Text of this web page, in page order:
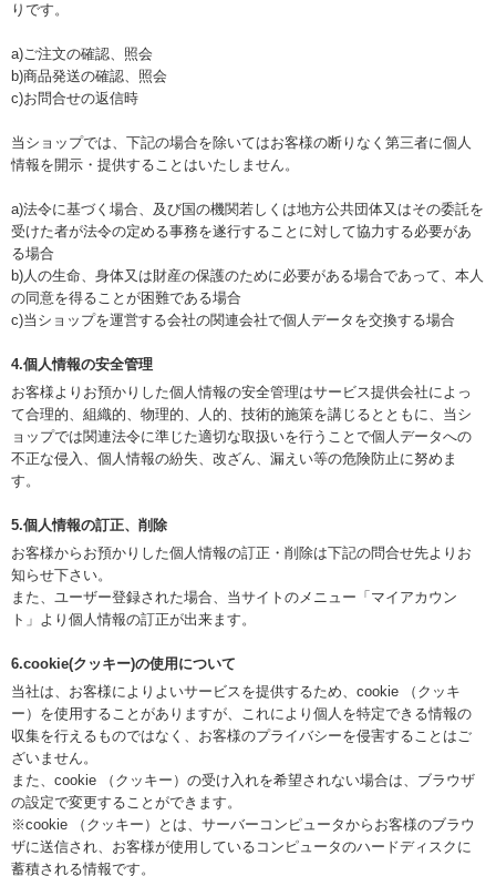
りです。
a)ご注文の確認、照会
b)商品発送の確認、照会
c)お問合せの返信時
当ショップでは、下記の場合を除いてはお客様の断りなく第三者に個人
情報を開示・提供することはいたしません。
a)法令に基づく場合、及び国の機関若しくは地方公共団体又はその委託を
受けた者が法令の定める事務を遂行することに対して協力する必要があ
る場合
b)人の生命、身体又は財産の保護のために必要がある場合であって、本人
の同意を得ることが困難である場合
c)当ショップを運営する会社の関連会社で個人データを交換する場合
4.個人情報の安全管理
お客様よりお預かりした個人情報の安全管理はサービス提供会社によっ
て合理的、組織的、物理的、人的、技術的施策を講じるとともに、当シ
ョップでは関連法令に準じた適切な取扱いを行うことで個人データへの
不正な侵入、個人情報の紛失、改ざん、漏えい等の危険防止に努めま
す。
5.個人情報の訂正、削除
お客様からお預かりした個人情報の訂正・削除は下記の問合せ先よりお
知らせ下さい。
また、ユーザー登録された場合、当サイトのメニュー「マイアカウン
ト」より個人情報の訂正が出来ます。
6.cookie(クッキー)の使用について
当社は、お客様によりよいサービスを提供するため、cookie （クッキ
ー）を使用することがありますが、これにより個人を特定できる情報の
収集を行えるものではなく、お客様のプライバシーを侵害することはご
ざいません。
また、cookie （クッキー）の受け入れを希望されない場合は、ブラウザ
の設定で変更することができます。
※cookie （クッキー）とは、サーバーコンピュータからお客様のブラウ
ザに送信され、お客様が使用しているコンピュータのハードディスクに
蓄積される情報です。